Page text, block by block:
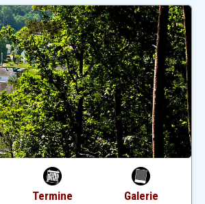
Termine Galerie